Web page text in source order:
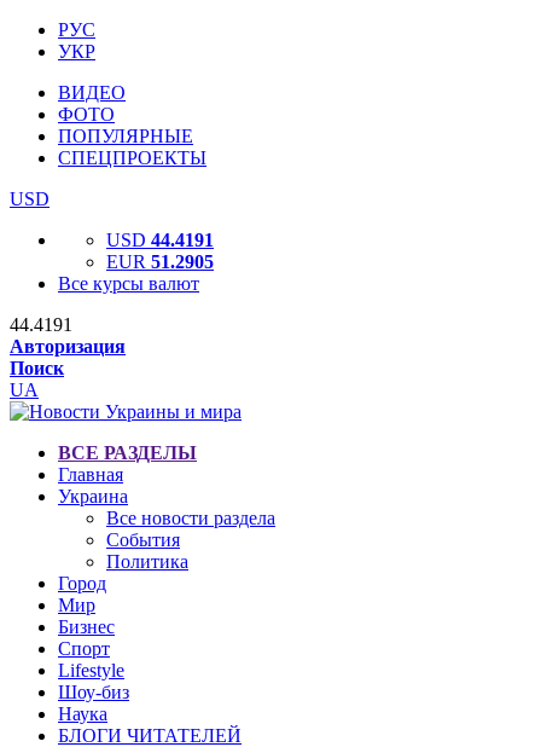
РУС
УКР
ВИДЕО
ФОТО
ПОПУЛЯРНЫЕ
СПЕЦПРОЕКТЫ
USD
USD 44.4191
EUR 51.2905
Все курсы валют
44.4191
Авторизация
Поиск
UA
ВСЕ РАЗДЕЛЫ
Главная
Украина
Все новости раздела
События
Политика
Город
Мир
Бизнес
Спорт
Lifestyle
Шоу-биз
Наука
БЛОГИ ЧИТАТЕЛЕЙ